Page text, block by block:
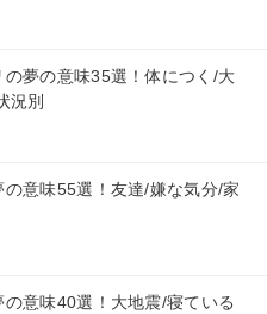
の夢の意味35選！体につく/大
況別
の意味55選！友達/嫌な気分/家
の意味40選！大地震/寝ている